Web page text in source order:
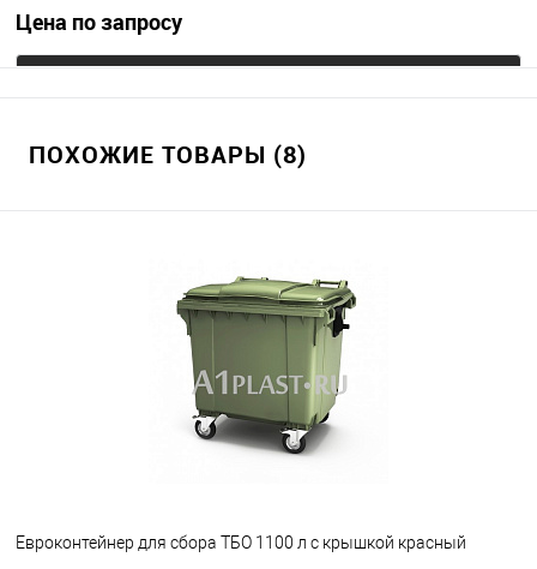
Цена по запросу
В избранное
ПОХОЖИЕ ТОВАРЫ (8)
Евроконтейнер для сбора ТБО 1100 л с крышкой красный